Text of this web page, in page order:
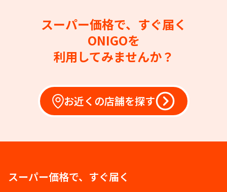
スーパー価格で、すぐ届く
ONIGOを
利用してみませんか？
お近くの店舗を探す
スーパー価格で、すぐ届く